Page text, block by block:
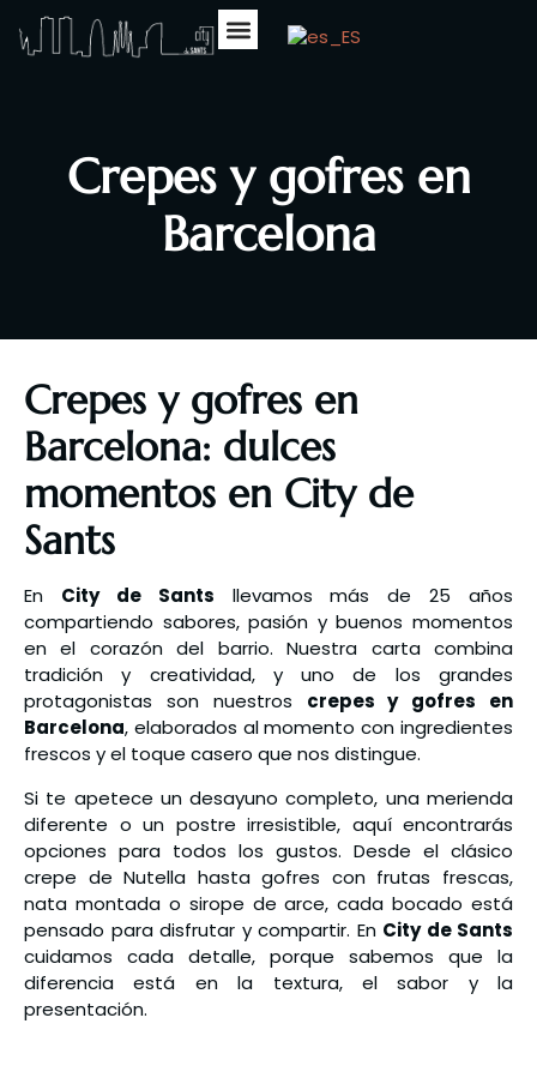
Crepes y gofres en
Barcelona
Crepes y gofres en
Barcelona: dulces
momentos en City de
Sants
En City de Sants llevamos más de 25 años
compartiendo sabores, pasión y buenos momentos
en el corazón del barrio. Nuestra carta combina
tradición y creatividad, y uno de los grandes
protagonistas son nuestros crepes y gofres en
Barcelona, elaborados al momento con ingredientes
frescos y el toque casero que nos distingue.
Si te apetece un desayuno completo, una merienda
diferente o un postre irresistible, aquí encontrarás
opciones para todos los gustos. Desde el clásico
crepe de Nutella hasta gofres con frutas frescas,
nata montada o sirope de arce, cada bocado está
pensado para disfrutar y compartir. En City de Sants
cuidamos cada detalle, porque sabemos que la
diferencia está en la textura, el sabor y la
presentación.